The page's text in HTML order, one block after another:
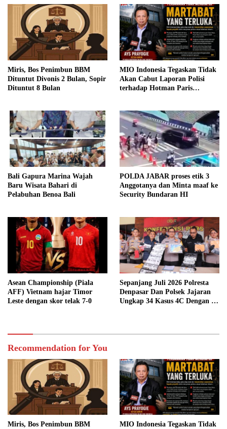
Miris, Bos Penimbun BBM
Dituntut Divonis 2 Bulan, Sopir
Dituntut 8 Bulan
MIO Indonesia Tegaskan Tidak
Akan Cabut Laporan Polisi
terhadap Hotman Paris
Bali Gapura Marina Wajah
Baru Wisata Bahari di
Pelabuhan Benoa Bali
POLDA JABAR proses etik 3
Anggotanya dan Minta maaf ke
Security Bundaran HI
Asean Championship (Piala
AFF) Vietnam hajar Timor
Leste dengan skor telak 7-0
Sepanjang Juli 2026 Polresta
Denpasar Dan Polsek Jajaran
Ungkap 34 Kasus 4C Dengan 42
Recommendation for You
Miris, Bos Penimbun BBM
MIO Indonesia Tegaskan Tidak